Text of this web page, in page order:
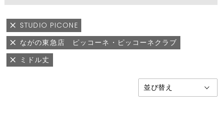
STUDIO PICONE
ながの東急店 ピッコーネ・ピッコーネクラブ
ミドル丈